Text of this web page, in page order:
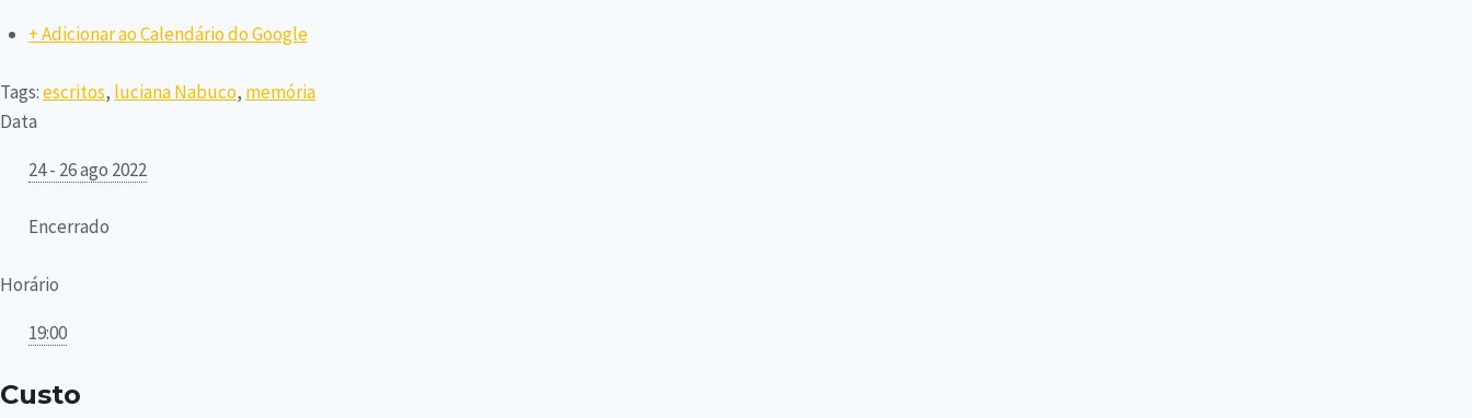
+ Adicionar ao Calendário do Google
Tags:escritos, luciana Nabuco, memória
Data
24 - 26 ago 2022
Encerrado
Horário
19:00
Custo